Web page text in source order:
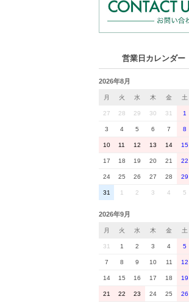
営業日カレンダー
2026年8月
月 火 水 木 金 土
27 28 29 30 31 1
3 4 5 6 7 8
10 11 12 13 14 15
17 18 19 20 21 22
24 25 26 27 28 29
31 1 2 3 4 5
2026年9月
月 火 水 木 金 土
31 1 2 3 4 5
7 8 9 10 11 12
14 15 16 17 18 19
21 22 23 24 25 26